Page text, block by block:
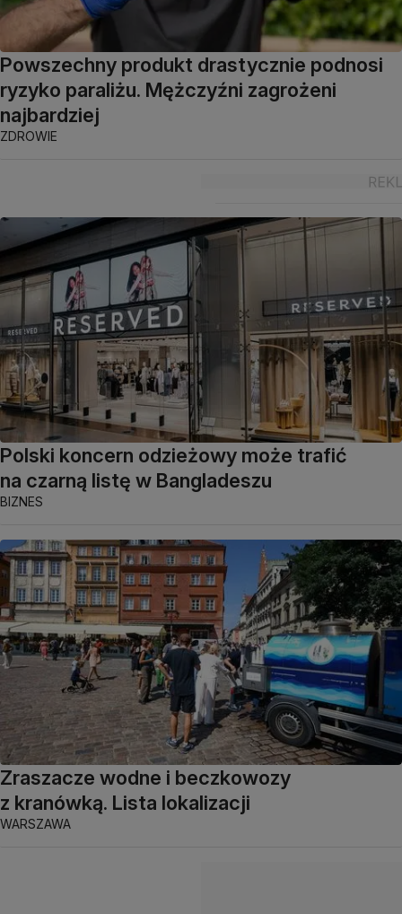
Powszechny produkt drastycznie podnosi
ryzyko paraliżu. Mężczyźni zagrożeni
najbardziej
ZDROWIE
Polski koncern odzieżowy może trafić
na czarną listę w Bangladeszu
BIZNES
Zraszacze wodne i beczkowozy
z kranówką. Lista lokalizacji
WARSZAWA